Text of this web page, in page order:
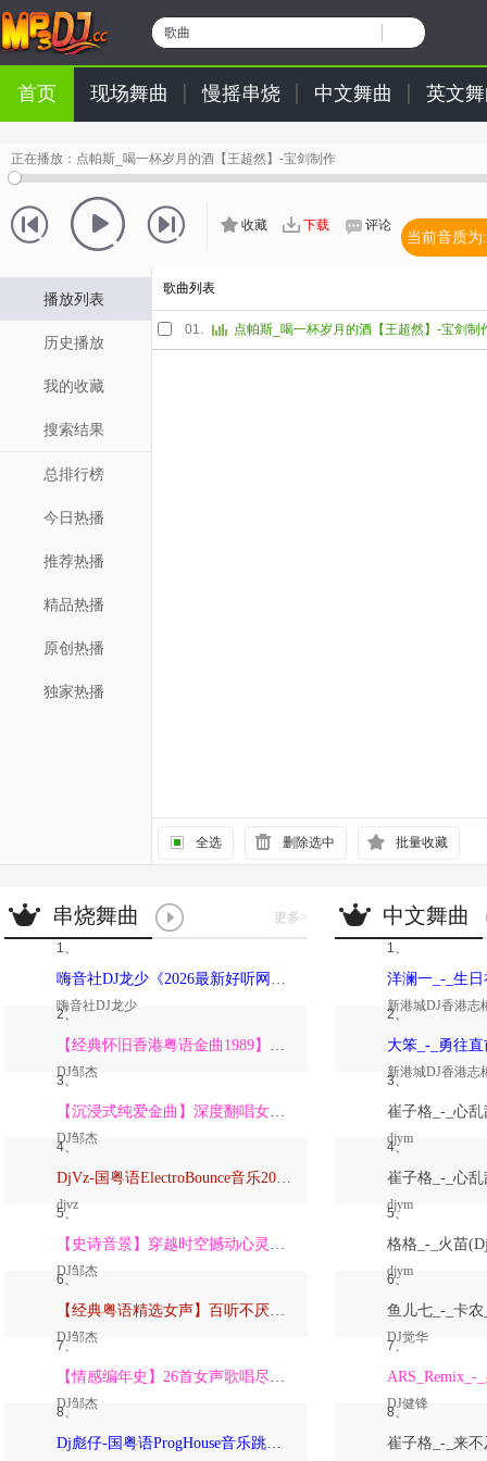
歌曲
首页 现场舞曲 慢摇串烧 中文舞曲 英文
正在播放： 点帕斯_喝一杯岁月的酒【王超然】-宝剑制作
收藏 下载 评论
当前音质为:
播放列表
历史播放
我的收藏
搜索结果
总排行榜
今日热播
推荐热播
精品热播
原创热播
独家热播
歌曲列表
01. 点帕斯_喝一杯岁月的酒【王超然】-宝剑制
全选 删除选中 批量收藏
串烧舞曲 更多>
1、
嗨音社DJ龙少《2026最新好听网络伤感歌曲推荐·深爱过的人一生惦记》
嗨音社DJ龙少
2、
【经典怀旧香港粤语金曲1989】高潮版【DJ邹杰】
DJ邹杰
3、
【沉浸式纯爱金曲】深度翻唱女声版【DJ邹杰】_
DJ邹杰
4、
DjVz-国粤语ElectroBounce音乐2026讲不出再见怀旧版蹦迪跳舞大碟
djvz
5、
【史诗音景】穿越时空撼动心灵的管弦乐【DJ邹杰】
DJ邹杰
6、
【经典粤语精选女声】百听不厌深度翻唱版【DJ邹杰】_
DJ邹杰
7、
【情感编年史】26首女声歌唱尽从暗恋到放下的全部【DJ邹杰】
DJ邹杰
8、
Dj彪仔-国粤语ProgHouse音乐跳舞街vs心要让你听见串烧Vol.39
中文舞曲
1、
新港城DJ香港志
2、
新港城DJ香港志
3、
djym
4、
djym
5、
djym
6、
DJ觉华
7、
DJ健锋
8、